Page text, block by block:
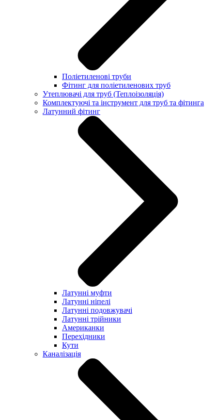
Поліетиленові труби
Фітинг для поліетиленових труб
Утеплювачі для труб (Теплоізоляція)
Комплектуючі та інструмент для труб та фітинга
Латунний фітинг
Латунні муфти
Латунні ніпелі
Латунні подовжувачі
Латунні трійники
Американки
Перехідники
Кути
Каналізація